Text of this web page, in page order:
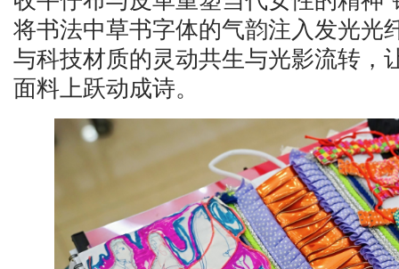
将书法中草书字体的气韵注入发光光
与科技材质的灵动共生与光影流转，
面料上跃动成诗。